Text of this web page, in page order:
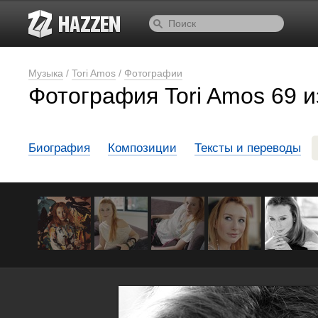
Музыка / Tori Amos / Фотографии
Фотография Tori Amos 69
Биография Композиции Тексты и переводы